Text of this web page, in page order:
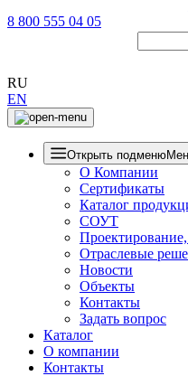
8 800 555 04 05
RU
EN
Открыть подменю
О Компании
Сертификаты
Каталог
СОУТ
Отраслевые
Новости
Объекты
Контакты
Задать вопрос
Каталог
О компании
Контакты